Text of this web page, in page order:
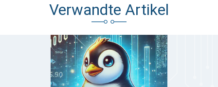
Verwandte Artikel